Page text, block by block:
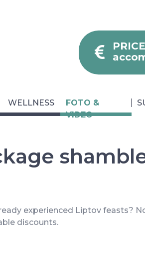
WELLNESS
FOTO &
VIDEO
experienced Liptov feasts?
discounts.